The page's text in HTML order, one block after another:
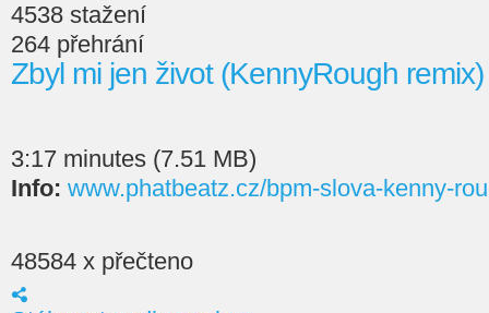
4538 stažení
264 přehrání
Zbyl mi jen život (KennyRough
3:17 minutes (7.51 MB)
Info: www.phatbeatz.cz/bpm-slova-kenny-
48584 x přečteno